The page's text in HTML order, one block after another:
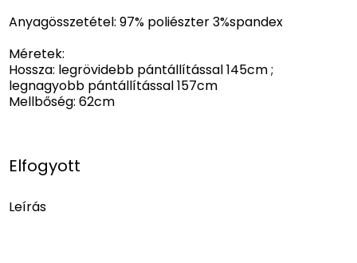
Anyagösszetétel: 97% poliészter 3%spandex
Méretek:
Hossza: legrövidebb pántállítással 145cm ;
legnagyobb pántállítással 157cm
Mellbőség: 62cm
Elfogyott
Leírás